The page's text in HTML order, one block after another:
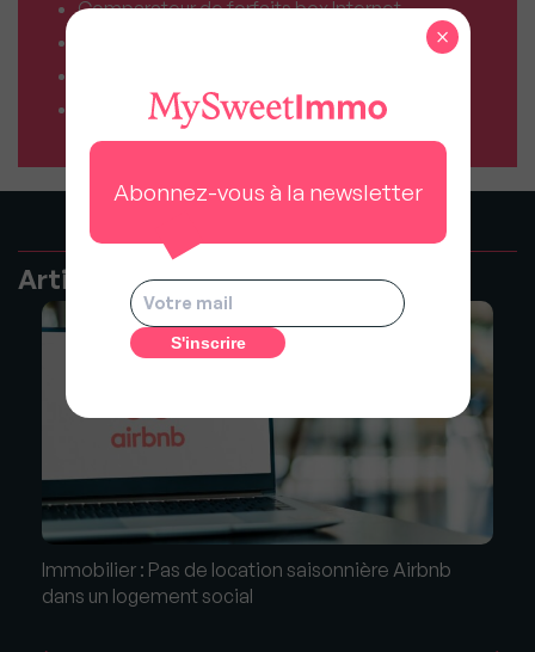
Comparateur de forfaits box Internet
Comparateur d’assurances
Articles recommandés
Immobilier : Pas de location saisonnière Airbnb
dans un logement social
Abonnez-vous à la newsletter
×